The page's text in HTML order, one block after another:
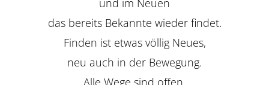
und im Neuen
das bereits Bekannte wieder findet.
Finden ist etwas völlig Neues,
neu auch in der Bewegung.